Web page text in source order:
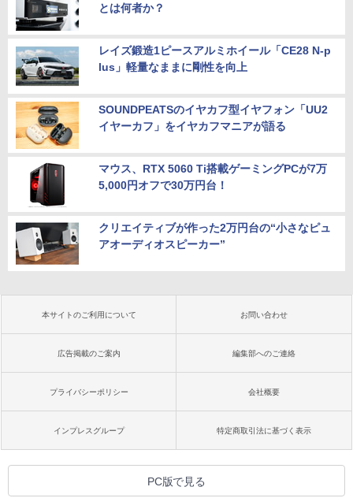
とは何者か？
レイズ鍛造1ピースアルミホイール「CE28 N-p
lus」軽量なままに剛性を向上
SOUNDPEATSのイヤカフ型イヤフォン「UU2
イヤーカフ」をイヤカフマニアが語る
マウス、RTX 5060 Ti搭載ゲーミングPCが7万
5,000円オフで30万円台！
クリエイティブが作った2万円台の“小さなピュ
アオーディオスピーカー”
本サイトのご利用について お問い合わせ
広告掲載のご案内 編集部へのご連絡
プライバシーポリシー 会社概要
インプレスグループ 特定商取引法に基づく表示
PC版で見る